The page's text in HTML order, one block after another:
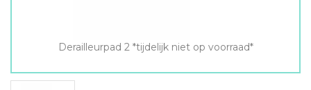
Derailleurpad 2 *tijdelijk niet op voorraad*